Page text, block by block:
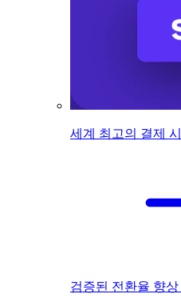
세계 최고의 결제
검증된 전환율 향